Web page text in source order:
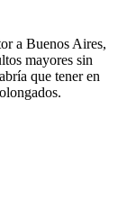
a Buenos Aires,
mayores sin
que tener en